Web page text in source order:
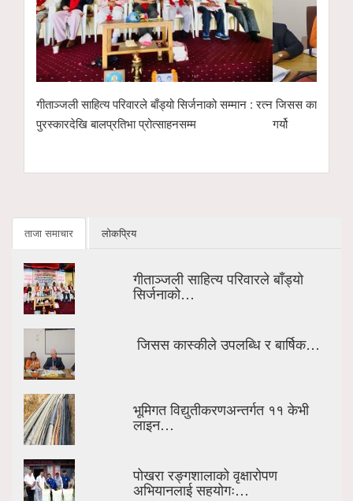
सम्मान : रत्नजिसस कास्कीले उपलब्धि र बार्षिक कार्ययोजना सार्बजनिक
गर्यो
भूमिगत
ताजा समाचार लोकप्रिय
गीताञ्जली साहित्य परिवारले बाँड्यो
सिर्जनाको…
जिसस कास्कीले उपलब्धि र बार्षिक…
भूमिगत विद्युतीकरणअन्तर्गत ११ केभी
लाइन…
पोखरा रङ्गशालाको वृक्षारोपण
अभियानलाई सहयोगः…